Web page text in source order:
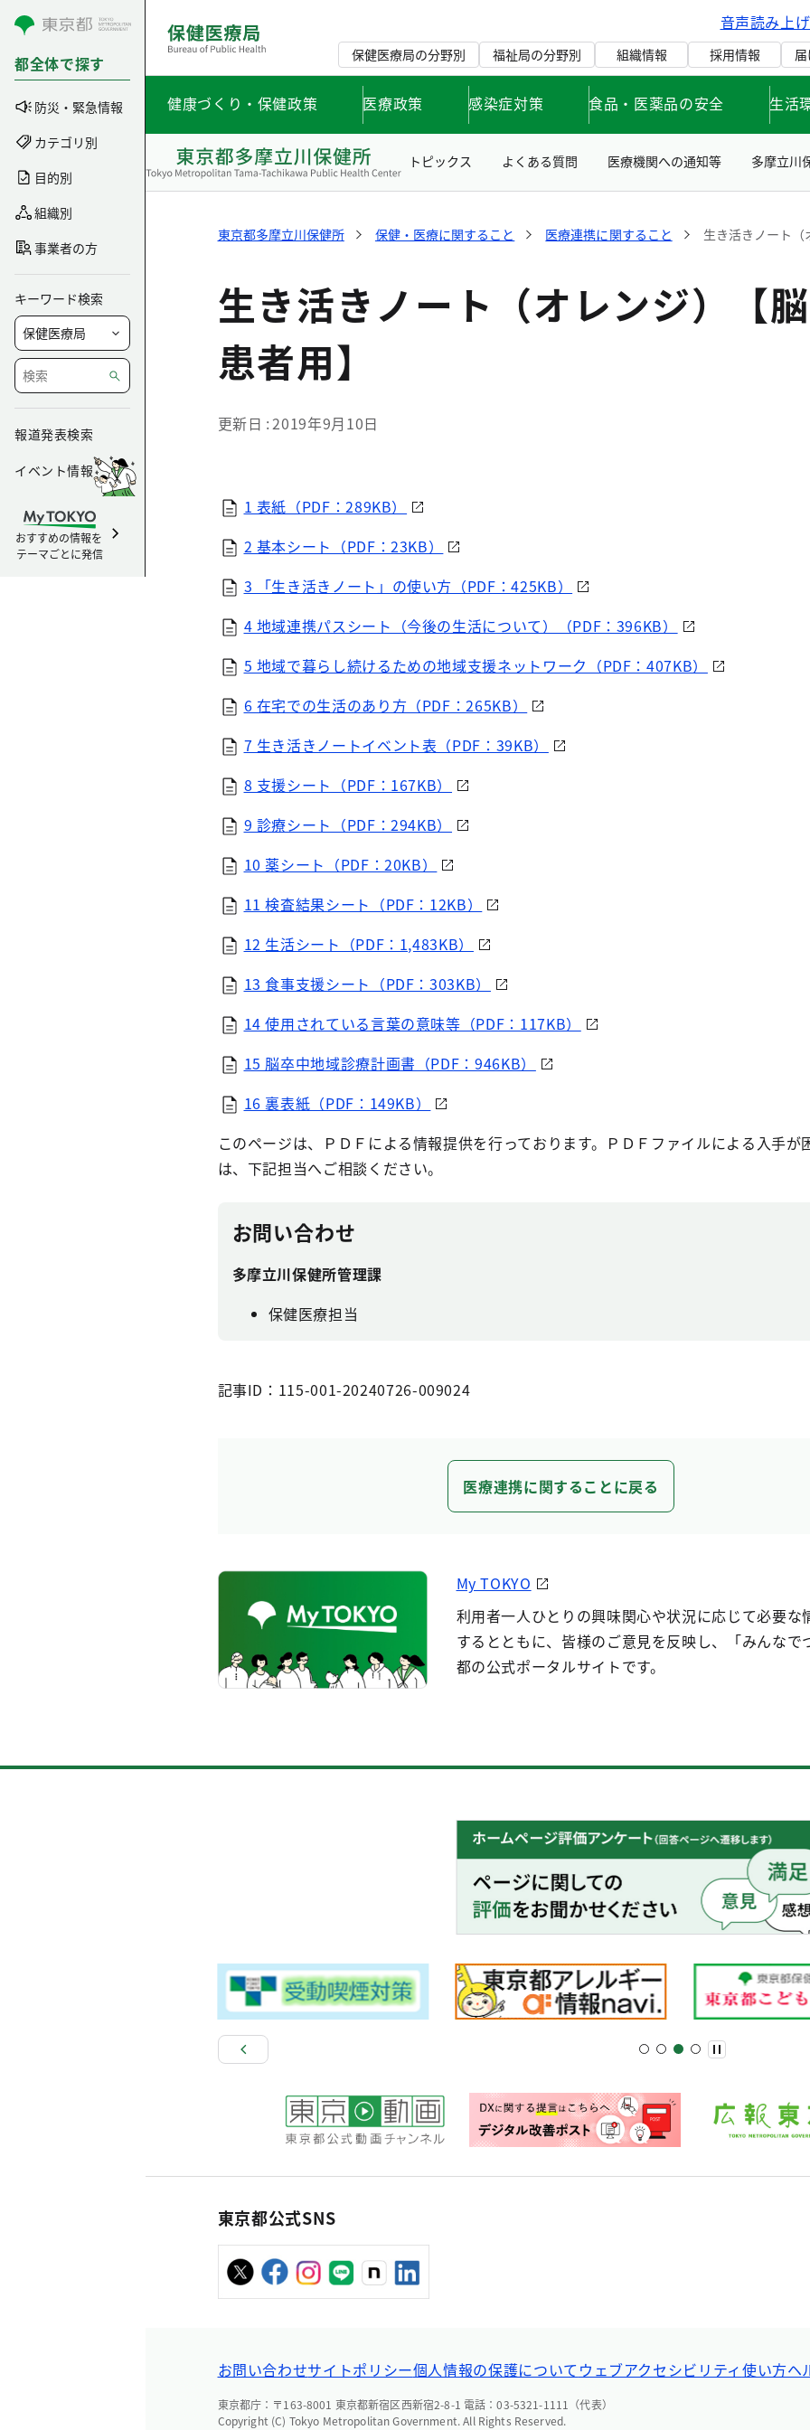
コンテンツにスキップ
都全体で探す
防災・緊急情報
カテゴリ別
目的別
組織別
事業者の方
キーワード検索
報道発表検索
イベント情報
おすすめの情報を
テーマごとに発信
音声読み上
保健医療局の分野別 福祉局の分野別 組織情報 採用情報
健康づくり・保健政策 医療政策 感染症対策 食品・医薬品の安全 生活
トピックス よくある質問 医療機関への通知等 多摩立川
東京都多摩立川保健所 保健・医療に関すること 医療連携に関すること 生き活きノート（
生き活きノート（オレンジ）【
患者用】
更新日 2019年9月10日
1 表紙（PDF：289KB）
2 基本シート（PDF：23KB）
3 「生き活きノート」の使い方（PDF：425KB）
4 地域連携パスシート（今後の生活について）（PDF：396KB）
5 地域で暮らし続けるための地域支援ネットワーク（PDF：407KB）
6 在宅での生活のあり方（PDF：265KB）
7 生き活きノートイベント表（PDF：39KB）
8 支援シート（PDF：167KB）
9 診療シート（PDF：294KB）
10 薬シート（PDF：20KB）
11 検査結果シート（PDF：12KB）
12 生活シート（PDF：1,483KB）
13 食事支援シート（PDF：303KB）
14 使用されている言葉の意味等（PDF：117KB）
15 脳卒中地域診療計画書（PDF：946KB）
16 裏表紙（PDF：149KB）
このページは、ＰＤＦによる情報提供を行っております。ＰＤＦファイルによる入手が
は、下記担当へご相談ください。
お問い合わせ
多摩立川保健所管理課
保健医療担当
記事ID：115-001-20240726-009024
医療連携に関することに戻る
My TOKYO
利用者一人ひとりの興味関心や状況に応じて必要な
するとともに、皆様のご意見を反映し、「みんなで
都の公式ポータルサイトです。
東京都公式SNS
お問い合わせサイトポリシー個人情報の保護についてウェブアクセシビリティ使い方ヘ
東京都庁：〒163-8001 東京都新宿区西新宿2-8-1 電話：03-5321-1111（代表）
Copyright (C) Tokyo Metropolitan Government. All Rights Reserved.